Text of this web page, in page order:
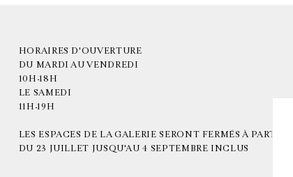
HORAIRES D'OUVERTURE
DU MARDI AU VENDREDI
10H-18H
LE SAMEDI
11H-19H
LES ESPACES DE LA GALERIE SERONT FERMÉS À PARTIR
DU 23 JUILLET JUSQU'AU 4 SEPTEMBRE INCLUS